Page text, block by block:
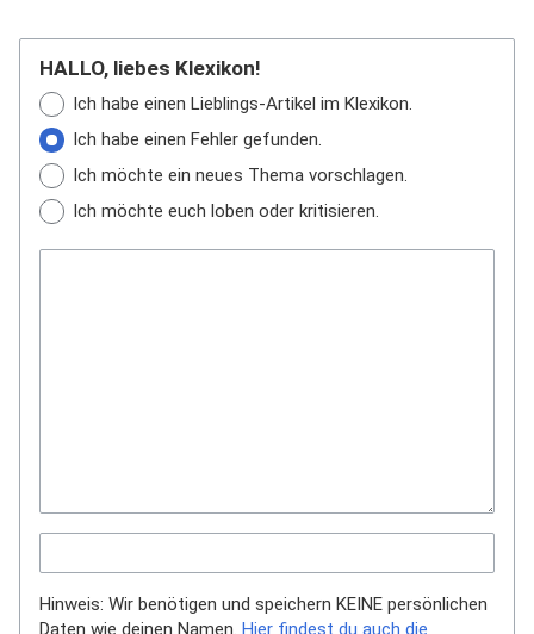
HALLO, liebes Klexikon!
Ich habe einen Lieblings-Artikel im Klexikon.
Ich habe einen Fehler gefunden.
Ich möchte ein neues Thema vorschlagen.
Ich möchte euch loben oder kritisieren.
Hinweis: Wir benötigen und speichern KEINE persönlichen
Daten wie deinen Namen. Hier findest du auch die